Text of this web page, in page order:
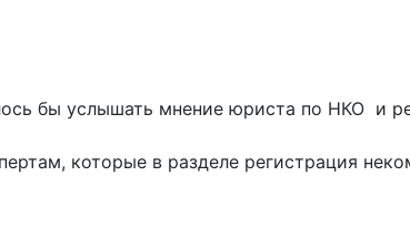
бы услышать мнение юриста по НКО и
которые в разделе регистрация